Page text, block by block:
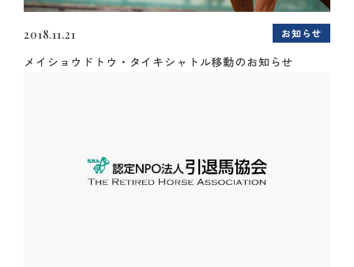
2018.11.21 お知らせ
メイショウドトウ・タイキシャトル移動のお知らせ